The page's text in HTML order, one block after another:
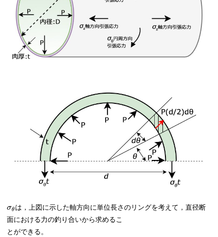
σθは，上図に示した軸方向に単位長さのリングを考えて，直径断
面における力の釣り合いから求めるこ
とができる。